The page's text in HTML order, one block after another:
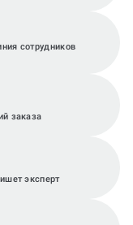
сотрудников
заказа
эксперт